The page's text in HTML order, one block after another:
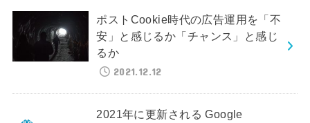
ポストCookie時代の広告運用を「不
安」と感じるか「チャンス」と感じ
るか
2021.12.12
2021年に更新される Google